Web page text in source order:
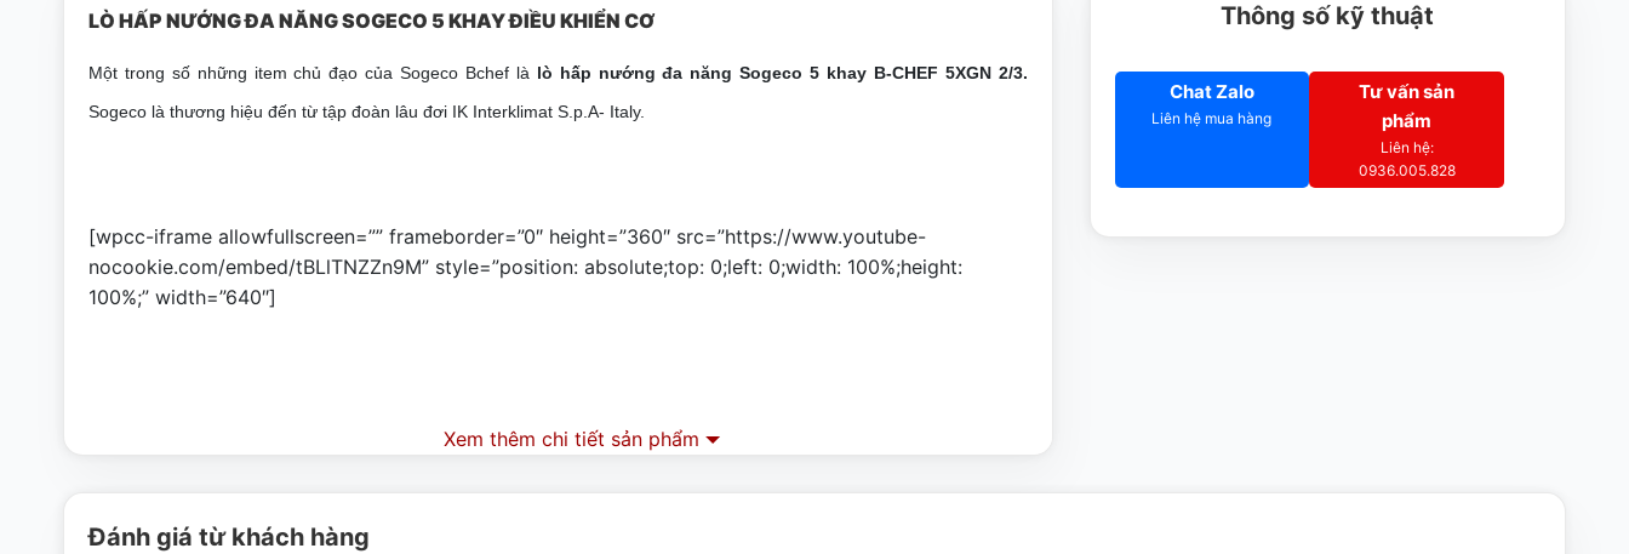
LÒ HẤP NƯỚNG ĐA NĂNG SOGECO 5 KHAY ĐIỀU KHIỂN CƠ
Một trong số những item chủ đạo của Sogeco Bchef là lò hấp nướng đa năng Sogeco 5 khay B-CHEF 5XGN 2/3.
Sogeco là thương hiệu đến từ tập đoàn lâu đơi IK Interklimat S.p.A- Italy.
[wpcc-iframe allowfullscreen=”” frameborder=”0″ height=”360″ src=”https://www.youtube-
nocookie.com/embed/tBLlTNZZn9M” style=”position: absolute;top: 0;left: 0;width: 100%;height:
100%;” width=”640″]
Xem thêm chi tiết sản phẩm
Thông số kỹ thuật
Chat Zalo
Liên hệ mua hàng
Tư vấn sản
phẩm
Liên hệ:
0936.005.828
Đánh giá từ khách hàng